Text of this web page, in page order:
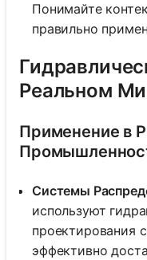
Понимайте
правильно
Реальном
Применение в
Системы
используют
проектирования
эффективно